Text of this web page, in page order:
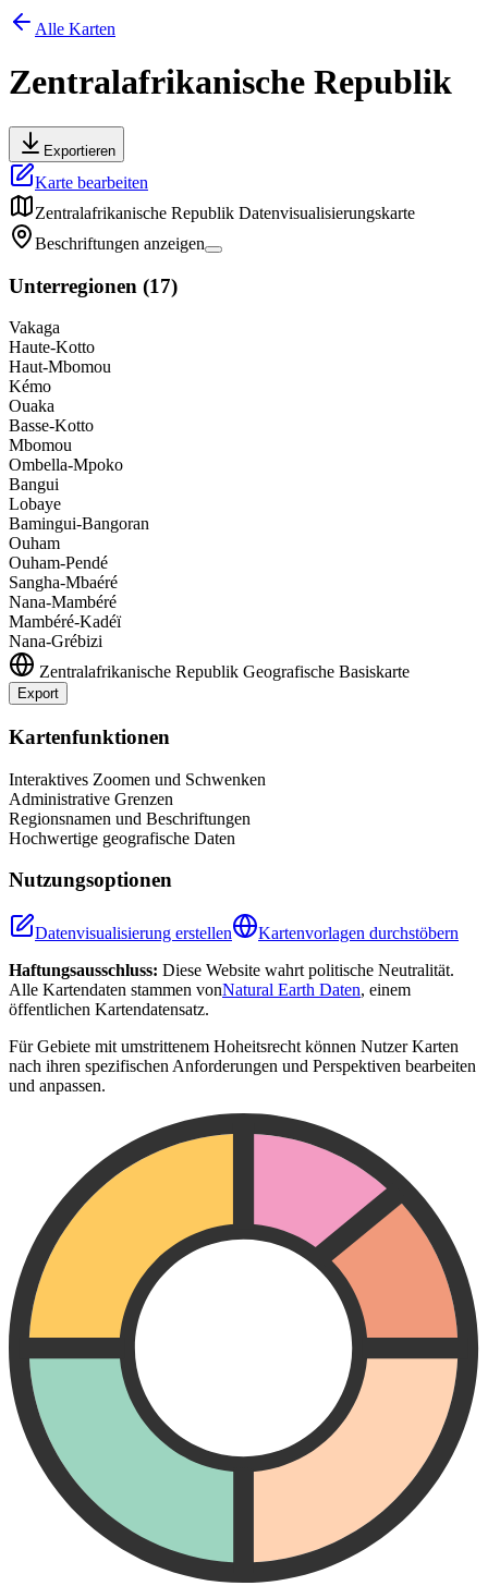
Alle Karten
Zentralafrikanische Republik
Exportieren
Karte bearbeiten
Zentralafrikanische Republik Datenvisualisierungskarte
Beschriftungen anzeigen
Unterregionen (17)
Vakaga
Haute-Kotto
Haut-Mbomou
Kémo
Ouaka
Basse-Kotto
Mbomou
Ombella-Mpoko
Bangui
Lobaye
Bamingui-Bangoran
Ouham
Ouham-Pendé
Sangha-Mbaéré
Nana-Mambéré
Mambéré-Kadéï
Nana-Grébizi
Zentralafrikanische Republik Geografische Basiskarte
Export
+
Kartenfunktionen
Interaktives Zoomen und Schwenken
Administrative Grenzen
Regionsnamen und Beschriftungen
Hochwertige geografische Daten
Nutzungsoptionen
Datenvisualisierung erstellen
Kartenvorlagen durchstöbern
Haftungsausschluss: Diese Website wahrt politische Neutralität.
Alle Kartendaten stammen vonNatural Earth Daten, einem
öffentlichen Kartendatensatz.
Für Gebiete mit umstrittenem Hoheitsrecht können Nutzer Karten
nach ihren spezifischen Anforderungen und Perspektiven bearbeiten
und anpassen.